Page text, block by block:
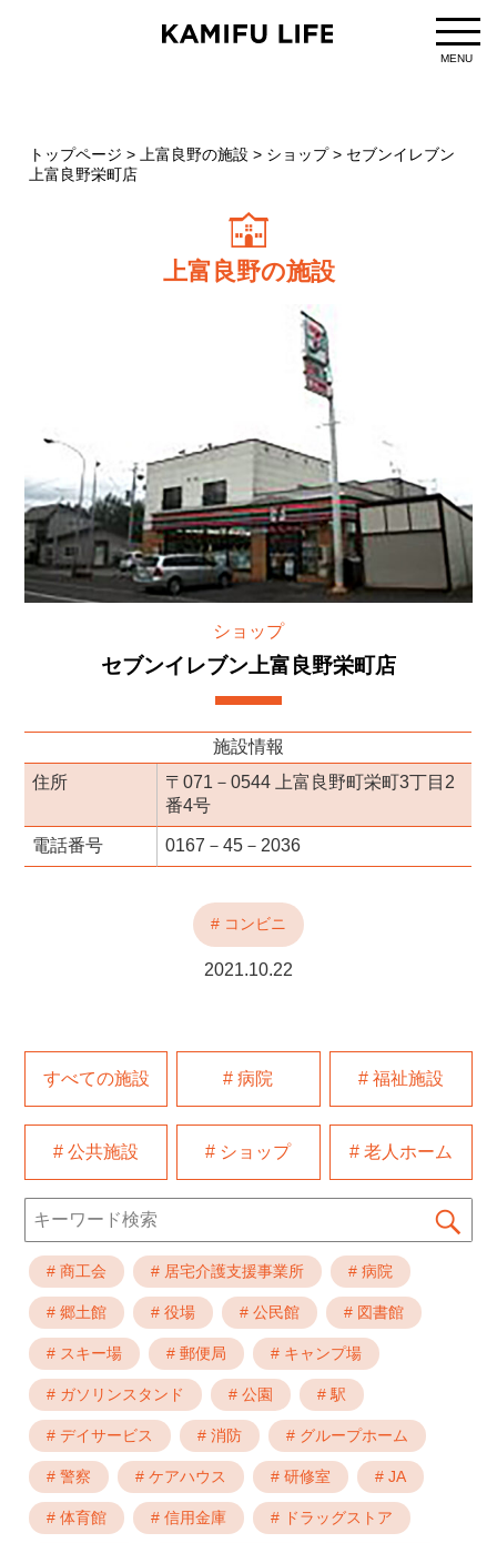
MENU
トップページ >上富良野の施設 > ショップ> セブンイレブン
上富良野栄町店
上富良野の施設
ショップ
セブンイレブン上富良野栄町店
施設情報
住所
〒071－0544 上富良野町栄町3丁目2
番4号
電話番号 0167－45－2036
# コンビニ
2021.10.22
すべての施設 # 病院 # 福祉施設
# 公共施設 # ショップ # 老人ホーム
Search
for:
# 商工会 # 居宅介護支援事業所 # 病院
# 郷土館 # 役場 # 公民館 # 図書館
# スキー場 # 郵便局 # キャンプ場
# ガソリンスタンド # 公園 # 駅
# デイサービス # 消防 # グループホーム
# 警察 # ケアハウス # 研修室 # JA
# 体育館 # 信用金庫 # ドラッグストア